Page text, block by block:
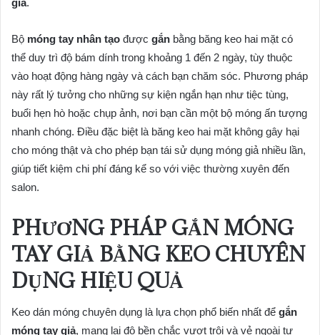
Bộ móng tay nhân tạo được gắn bằng băng keo hai mặt có
thể duy trì độ bám dính trong khoảng 1 đến 2 ngày, tùy thuộc
vào hoạt động hàng ngày và cách bạn chăm sóc. Phương pháp
này rất lý tưởng cho những sự kiện ngắn hạn như tiệc tùng,
buổi hẹn hò hoặc chụp ảnh, nơi bạn cần một bộ móng ấn tượng
nhanh chóng. Điều đặc biệt là băng keo hai mặt không gây hại
cho móng thật và cho phép bạn tái sử dụng móng giả nhiều lần,
giúp tiết kiệm chi phí đáng kể so với việc thường xuyên đến
salon.
PHƯƠNG PHÁP GẮN MÓNG
TAY GIẢ BẰNG KEO CHUYÊN
DỤNG HIỆU QUẢ
Keo dán móng chuyên dụng là lựa chọn phổ biến nhất để gắn
móng tay giả, mang lại độ bền chắc vượt trội và vẻ ngoài tự